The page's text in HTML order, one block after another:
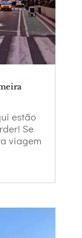
estão
Se
viagem